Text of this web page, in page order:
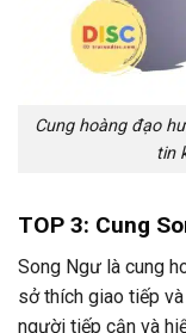
Cung hoàng đạo
tin
TOP 3: Cung
Song Ngư là cung
sở thích giao tiếp
người tiếp cận và